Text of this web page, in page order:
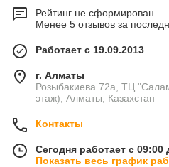
Рейтинг не сформирован
Менее 5 отзывов за
Работает с 19.09.2013
г. Алматы
Розыбакиева 72а, ТЦ
этаж), Алматы, Казахстан
Контакты
Сегодня работает с 09:00
Показать весь график